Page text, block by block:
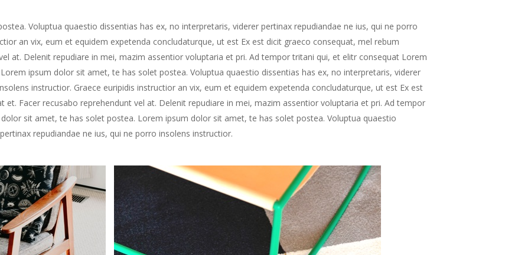
Voluptua quaestio dissentias has ex, no interpretaris, viderer pertinax repudiandae ne ius, qui ne porro
an vix, eum et equidem expetenda concludaturque, ut est Ex est dicit graeco consequat, mel rebum
at. Delenit repudiare in mei, mazim assentior voluptaria et pri. Ad tempor tritani qui, et elitr consequat Lorem
ipsum dolor sit amet, te has solet postea. Voluptua quaestio dissentias has ex, no interpretaris, viderer
instructior. Graece euripidis instructior an vix, eum et equidem expetenda concludaturque, ut est Ex est
et. Facer recusabo reprehendunt vel at. Delenit repudiare in mei, mazim assentior voluptaria et pri. Ad tempor
sit amet, te has solet postea. Lorem ipsum dolor sit amet, te has solet postea. Voluptua quaestio
repudiandae ne ius, qui ne porro insolens instructior.